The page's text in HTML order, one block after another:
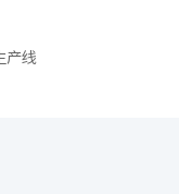
产线